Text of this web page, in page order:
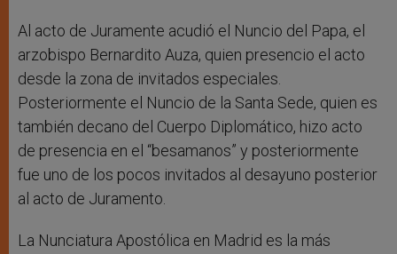
Al acto de Juramente acudió el Nuncio del Papa, el
arzobispo Bernardito Auza, quien presencio el acto
desde la zona de invitados especiales.
Posteriormente el Nuncio de la Santa Sede, quien es
también decano del Cuerpo Diplomático, hizo acto
de presencia en el “besamanos” y posteriormente
fue uno de los pocos invitados al desayuno posterior
al acto de Juramento.
La Nunciatura Apostólica en Madrid es la más